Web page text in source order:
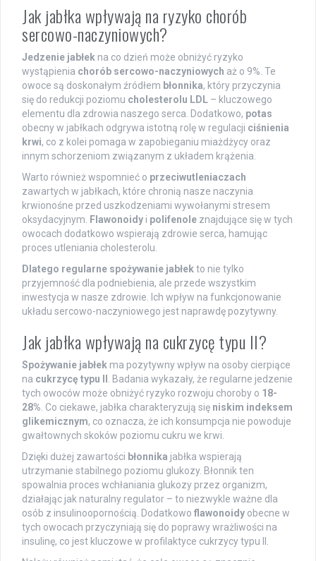
Jak jabłka wpływają na ryzyko chorób
sercowo-naczyniowych?
Jedzenie jabłek na co dzień może obniżyć ryzyko
wystąpienia chorób sercowo-naczyniowych aż o 9%. Te
owoce są doskonałym źródłem błonnika, który przyczynia
się do redukcji poziomu cholesterolu LDL – kluczowego
elementu dla zdrowia naszego serca. Dodatkowo, potas
obecny w jabłkach odgrywa istotną rolę w regulacji ciśnienia
krwi, co z kolei pomaga w zapobieganiu miażdżycy oraz
innym schorzeniom związanym z układem krążenia.
Warto również wspomnieć o przeciwutleniaczach
zawartych w jabłkach, które chronią nasze naczynia
krwionośne przed uszkodzeniami wywołanymi stresem
oksydacyjnym. Flawonoidy i polifenole znajdujące się w tych
owocach dodatkowo wspierają zdrowie serca, hamując
proces utleniania cholesterolu.
Dlatego regularne spożywanie jabłekto nie tylko
przyjemność dla podniebienia, ale przede wszystkim
inwestycja w nasze zdrowie. Ich wpływ na funkcjonowanie
układu sercowo-naczyniowego jest naprawdę pozytywny.
Jak jabłka wpływają na cukrzycę typu II?
Spożywanie jabłek ma pozytywny wpływ na osoby cierpiące
na cukrzycę typu II . Badania wykazały, że regularne jedzenie
tych owoców może obniżyć ryzyko rozwoju choroby o 18-
28%. Co ciekawe, jabłka charakteryzują się niskim indeksem
glikemicznym, co oznacza, że ich konsumpcja nie powoduje
gwałtownych skoków poziomu cukru we krwi.
Dzięki dużej zawartości błonnika jabłka wspierają
utrzymanie stabilnego poziomu glukozy. Błonnik ten
spowalnia proces wchłaniania glukozy przez organizm,
działając jak naturalny regulator – to niezwykle ważne dla
osób z insulinoopornością. Dodatkowo flawonoidy obecne w
tych owocach przyczyniają się do poprawy wrażliwości na
insulinę, co jest kluczowe w profilaktyce cukrzycy typu II.